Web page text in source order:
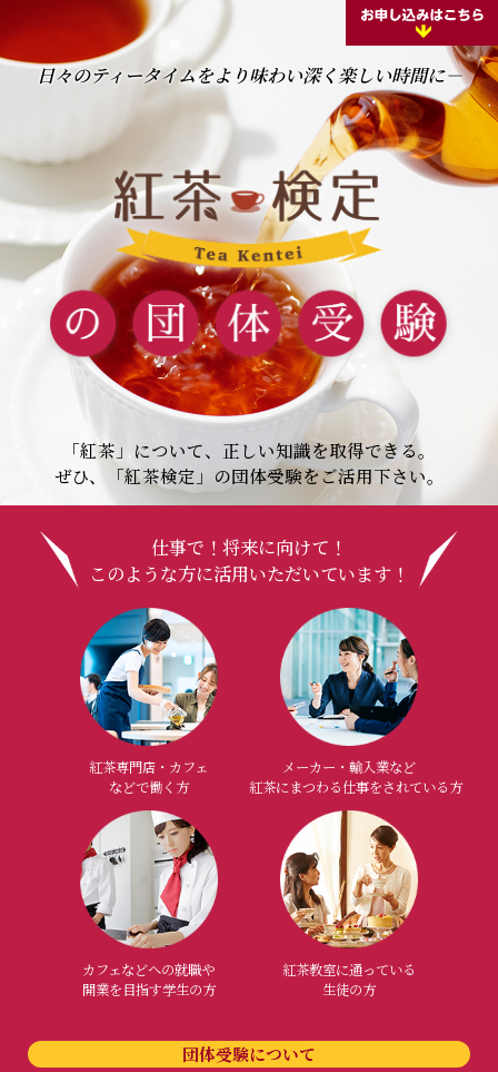
日々のティータイムをより味わい深く楽しい時間に－
「紅茶」について、正しい知識を取得できる。
ぜひ、「紅茶検定」の団体受験をご活用下さい。
仕事で！将来に向けて！
このような方に活用いただいています！
紅茶専門店・カフェ
などで働く方
メーカー・輸入業など
紅茶にまつわる仕事をされている方
カフェなどへの就職や
開業を目指す学生の方
紅茶教室に通っている
生徒の方
団体受験について